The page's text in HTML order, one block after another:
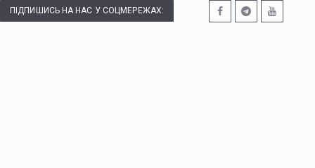
ПІДПИШИСЬ НА НАС У СОЦМЕРЕЖАХ: